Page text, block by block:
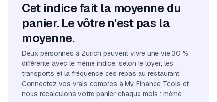
Cet indice fait la moyenne du
panier. Le vôtre n'est pas la
moyenne.
Deux personnes à Zurich peuvent vivre une vie 30 %
différente avec le même indice, selon le loyer, les
transports et la fréquence des repas au restaurant.
Connectez vos vrais comptes à My Finance Tools et
nous recalculons votre panier chaque mois : même